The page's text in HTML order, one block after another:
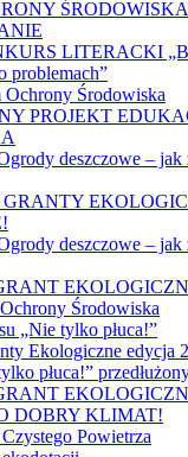
LITERACKI
problemach”
Środowiska
PROJEKT
deszczowe – jak
deszczowe – jak
Środowiska
„Nie tylko płuca!”
Ekologiczne
płuca!”
DOBRY KLIMAT!
Powietrza